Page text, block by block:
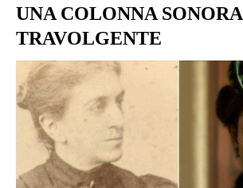
UNA COLONNA SONORA
TRAVOLGENTE